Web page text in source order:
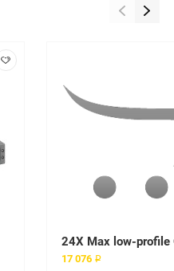
24X Max low-profile
17 076 ₽